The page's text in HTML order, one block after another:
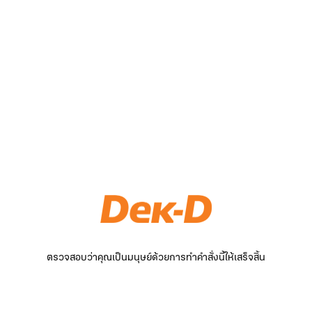
ตรวจสอบว่าคุณเป็นมนุษย์ด้วยการทำคำสั่งนี้ให้เสร็จสิ้น